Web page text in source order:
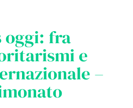
oggi: fra
e
–